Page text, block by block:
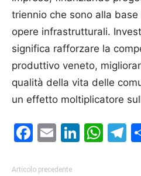
triennio che sono alla
opere infrastrutturali.
significa rafforzare la
produttivo veneto,
qualità della vita delle
un effetto moltiplicatore
Facebook
Email
Articolo precedente